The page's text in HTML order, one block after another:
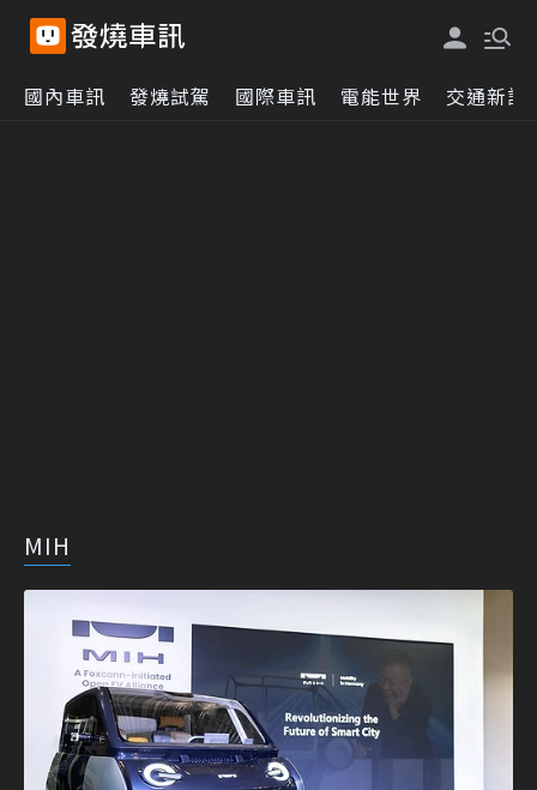
國內車訊 發燒試駕 國際車訊 電能世界 交通新訊
MIH